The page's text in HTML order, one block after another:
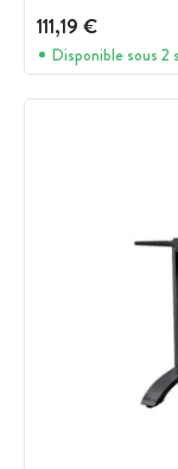
111,19 €
Disponible sous 2